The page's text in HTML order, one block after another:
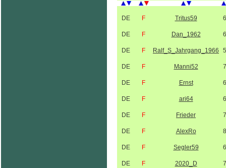
DE F Tritus59
DE F Dan_1962
DE F Ralf_S_Jahrgang_1966
DE F Manni52
DE F Ernst
DE F ari64
DE F Frieder
DE F AlexRo
DE F Segler59
DE F 2020_D